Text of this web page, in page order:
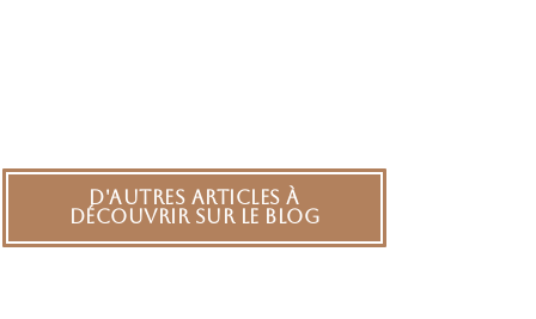
D'autres articles à
découvrir sur le blog